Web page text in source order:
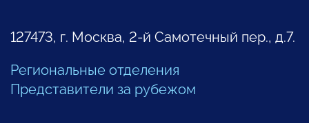
127473, г. Москва, 2-й Самотечный пер., д.7.
Региональные отделения
Представители за рубежом